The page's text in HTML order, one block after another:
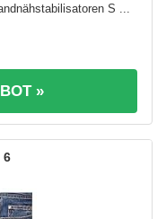
S ...
»
6